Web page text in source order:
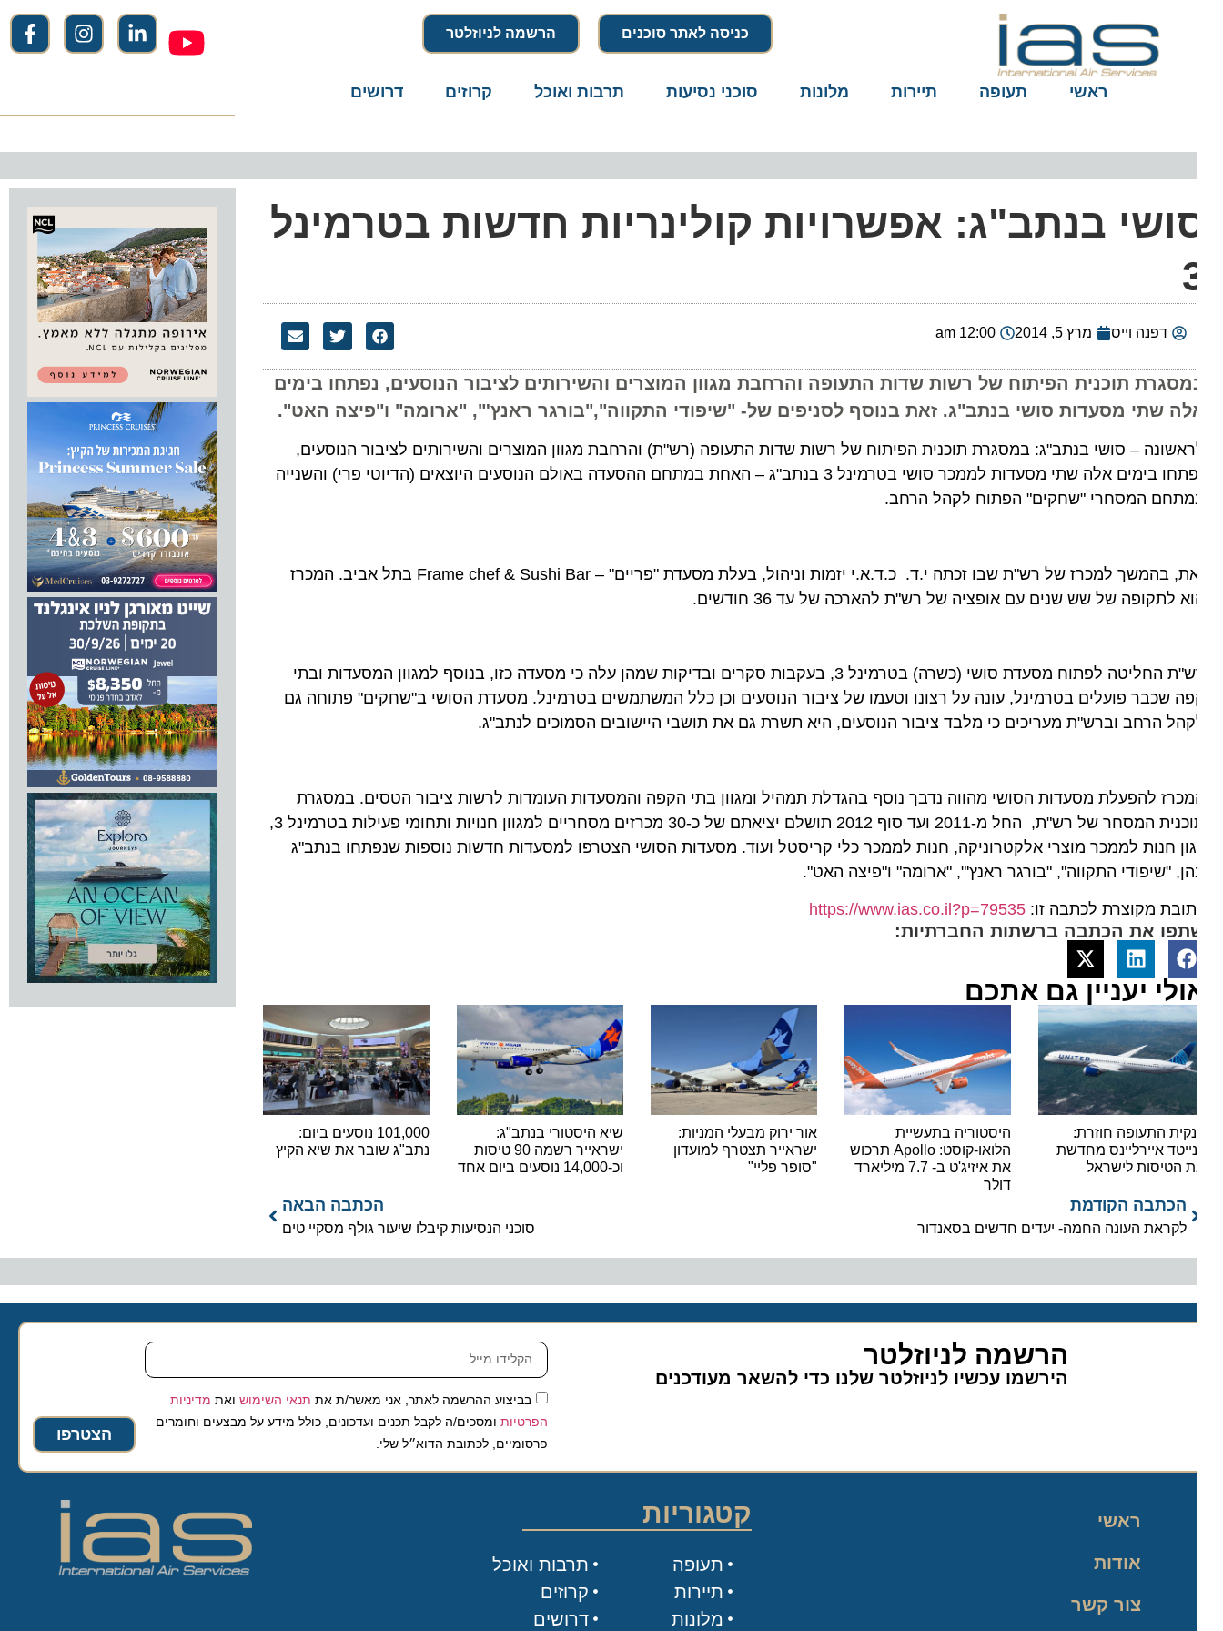
כניסה לאתר סוכנים הרשמה לניוזלטר
ראשי תעופה תיירות מלונות סוכני נסיעות תרבות ואוכל קרוזים דרושים
בנתב"ג: אפשרויות קולינריות חדשות בטרמינל
דפנה וייס מרץ 5, 2014 12:00 am
תוכנית הפיתוח של רשות שדות התעופה והרחבת מגוון המוצרים והשירותים לציבור הנוסעים, נפתחו בימים
שתי מסעדות סושי בנתב"ג. זאת בנוסף לסניפים של- "שיפודי התקווה","בורגר ראנץ'", "ארומה" ו"פיצה האט".
– סושי בנתב"ג: במסגרת תוכנית הפיתוח של רשות שדות התעופה (רש"ת) והרחבת מגוון המוצרים והשירותים לציבור הנוסעים,
נפתחו בימים אלה שתי מסעדות לממכר סושי בטרמינל 3 בנתב"ג – האחת במתחם ההסעדה באולם הנוסעים היוצאים (הדיוטי פרי) והשנייה
המסחרי "שחקים" הפתוח לקהל הרחב.
זאת, בהמשך למכרז של רש"ת שבו זכתה י.ד. כ.ד.א.י יזמות וניהול, בעלת מסעדת "פריים" – Frame chef & Sushi Bar בתל אביב. המכרז
לתקופה של שש שנים עם אופציה של רש"ת להארכה של עד 36 חודשים.
רש"ת החליטה לפתוח מסעדת סושי (כשרה) בטרמינל 3, בעקבות סקרים ובדיקות שמהן עלה כי מסעדה כזו, בנוסף למגוון המסעדות ובתי
שכבר פועלים בטרמינל, עונה על רצונו וטעמו של ציבור הנוסעים וכן כלל המשתמשים בטרמינל. מסעדת הסושי ב"שחקים" פתוחה גם
הרחב וברש"ת מעריכים כי מלבד ציבור הנוסעים, היא תשרת גם את תושבי היישובים הסמוכים לנתב"ג.
להפעלת מסעדות הסושי מהווה נדבך נוסף בהגדלת תמהיל ומגוון בתי הקפה והמסעדות העומדות לרשות ציבור הטסים. במסגרת
תוכנית המסחר של רש"ת, החל מ-2011 ועד סוף 2012 תושלם יציאתם של כ-30 מכרזים מסחריים למגוון חנויות ותחומי פעילות בטרמינל 3,
חנות לממכר מוצרי אלקטרוניקה, חנות לממכר כלי קריסטל ועוד. מסעדות הסושי הצטרפו למסעדות חדשות נוספות שנפתחו בנתב"ג
"שיפודי התקווה", "בורגר ראנץ'", "ארומה" ו"פיצה האט".
מקוצרת לכתבה זו:https://www.ias.co.il?p=79535
את הכתבה ברשתות החברתיות:
יעניין גם אתכם
התעופה חוזרת:
איירליינס מחדשת
הטיסות לישראל
היסטוריה בתעשיית
הלואו-קוסט: Apollo תרכוש
את איזיג'ט ב- 7.7 מיליארד
דולר
אור ירוק מבעלי המניות:
ישראייר תצטרף למועדון
"סופר פליי"
שיא היסטורי בנתב"ג:
ישראייר רשמה 90 טיסות
101,000 נוסעים ביום:
נתב"ג שובר את שיא הקיץ
הכתבה הקודמת
לקראת העונה החמה- יעדים חדשים בסאנדור
הכתבה הבאה
סוכני הנסיעות קיבלו שיעור גולף מסקיי טים
הרשמה לניוזלטר
הירשמו עכשיו לניוזלטר שלנו כדי להשאר מעודכנים
בביצוע ההרשמה לאתר, אני מאשר/ת אתתנאי השימושואת מדיניות
הפרטיותומסכים/ה לקבל תכנים ועדכונים, כולל מידע על מבצעים וחומרים
פרסומיים, לכתובת הדוא״ל שלי.
הצטרפו
ראשי
אודות
צור קשר
קטגוריות
תעופה
תיירות
מלונות
תרבות ואוכל
קרוזים
דרושים